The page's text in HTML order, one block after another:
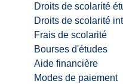
Droits de scolarité
Droits de scolarité
Frais de scolarité
Bourses d'études
Aide financière
Modes de paiement